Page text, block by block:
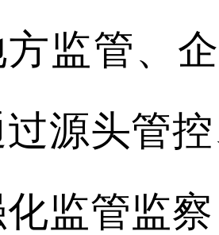
监管、
源头管
监管监